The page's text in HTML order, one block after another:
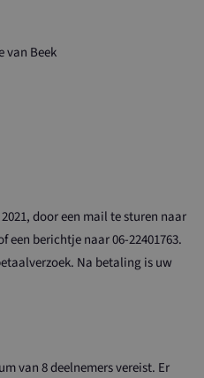
van Beek
door een mail te sturen naar
een berichtje naar 06-22401763.
Na betaling is uw
van 8 deelnemers vereist. Er